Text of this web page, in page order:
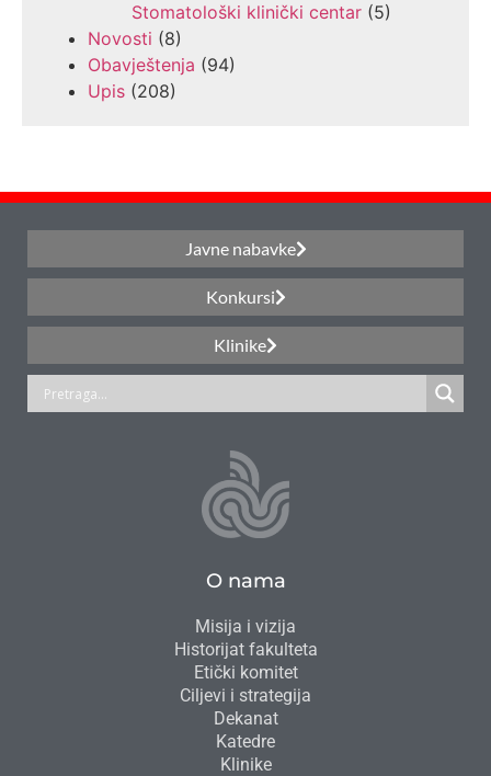
Stomatološki klinički centar (5)
Novosti (8)
Obavještenja (94)
Upis (208)
Javne nabavke
Konkursi
Klinike
O nama
Misija i vizija
Historijat fakulteta
Etički komitet
Ciljevi i strategija
Dekanat
Katedre
Klinike